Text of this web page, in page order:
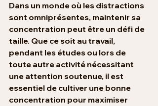
Dans un monde où les distractions
sont omniprésentes, maintenir sa
concentration peut être un défi de
taille. Que ce soit au travail,
pendant les études ou lors de
toute autre activité nécessitant
une attention soutenue, il est
essentiel de cultiver une bonne
concentration pour maximiser